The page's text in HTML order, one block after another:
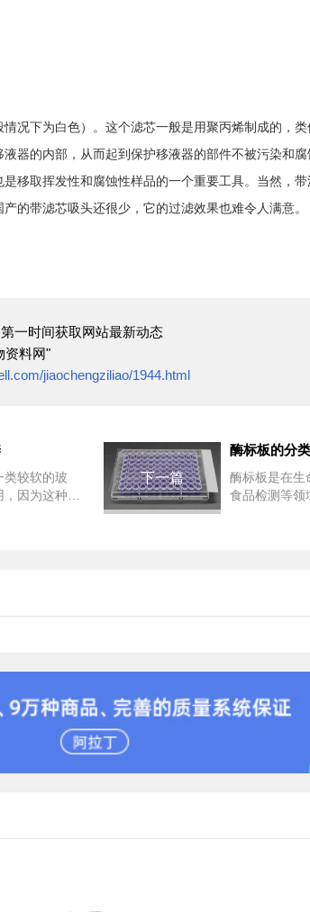
况下为白色）。这个滤芯一般是用聚丙烯制成的，类
器的内部，从而起到保护移液器的部件不被污染和
移取挥发性和腐蚀性样品的一个重要工具。当然，
的带滤芯吸头还很少，它的过滤效果也难令人满意。
一时间获取网站最新动态
资料网"
jiaochengziliao/1944.html
类较软的玻
因为这种玻
下一篇
酶标板的分类
酶标板是在生
食品检测等领